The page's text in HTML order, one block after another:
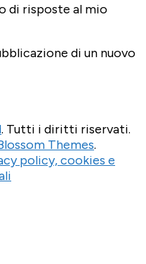
di risposte al mio
di un nuovo
. Tutti i diritti riservati.
Themes.
policy, cookies e